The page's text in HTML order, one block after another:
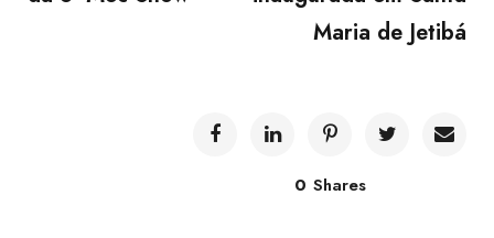
Maria de Jetibá
0 Shares